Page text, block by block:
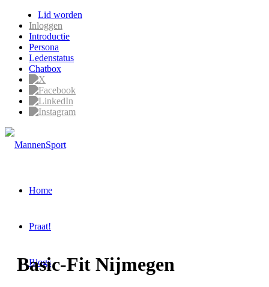
Lid worden
Inloggen
Introductie
Persona
Ledenstatus
Chatbox
Home
Praat!
Blogs
Basic-Fit Nijmegen